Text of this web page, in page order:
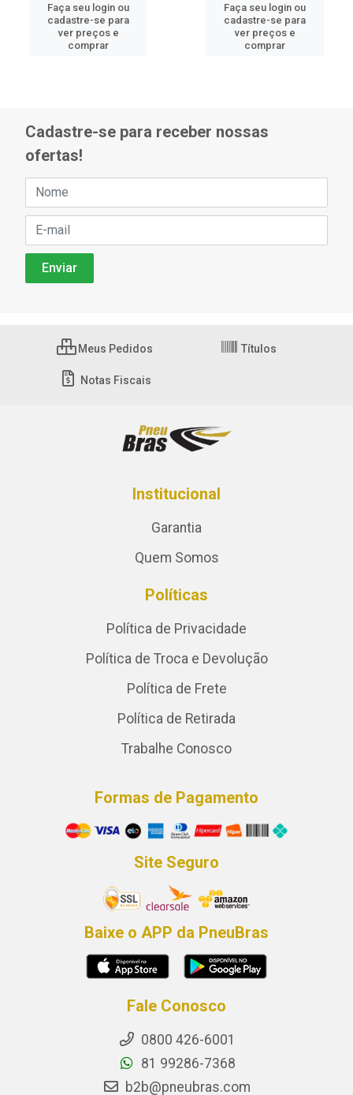
Faça seu login ou
cadastre-se para
ver preços e
comprar
Faça seu login ou
cadastre-se para
ver preços e
comprar
Cadastre-se para receber nossas
ofertas!
Meus Pedidos Títulos
Notas Fiscais
Institucional
Garantia
Quem Somos
Políticas
Política de Privacidade
Política de Troca e Devolução
Política de Frete
Política de Retirada
Trabalhe Conosco
Formas de Pagamento
Site Seguro
Baixe o APP da PneuBras
Fale Conosco
0800 426-6001
81 99286-7368
b2b@pneubras.com